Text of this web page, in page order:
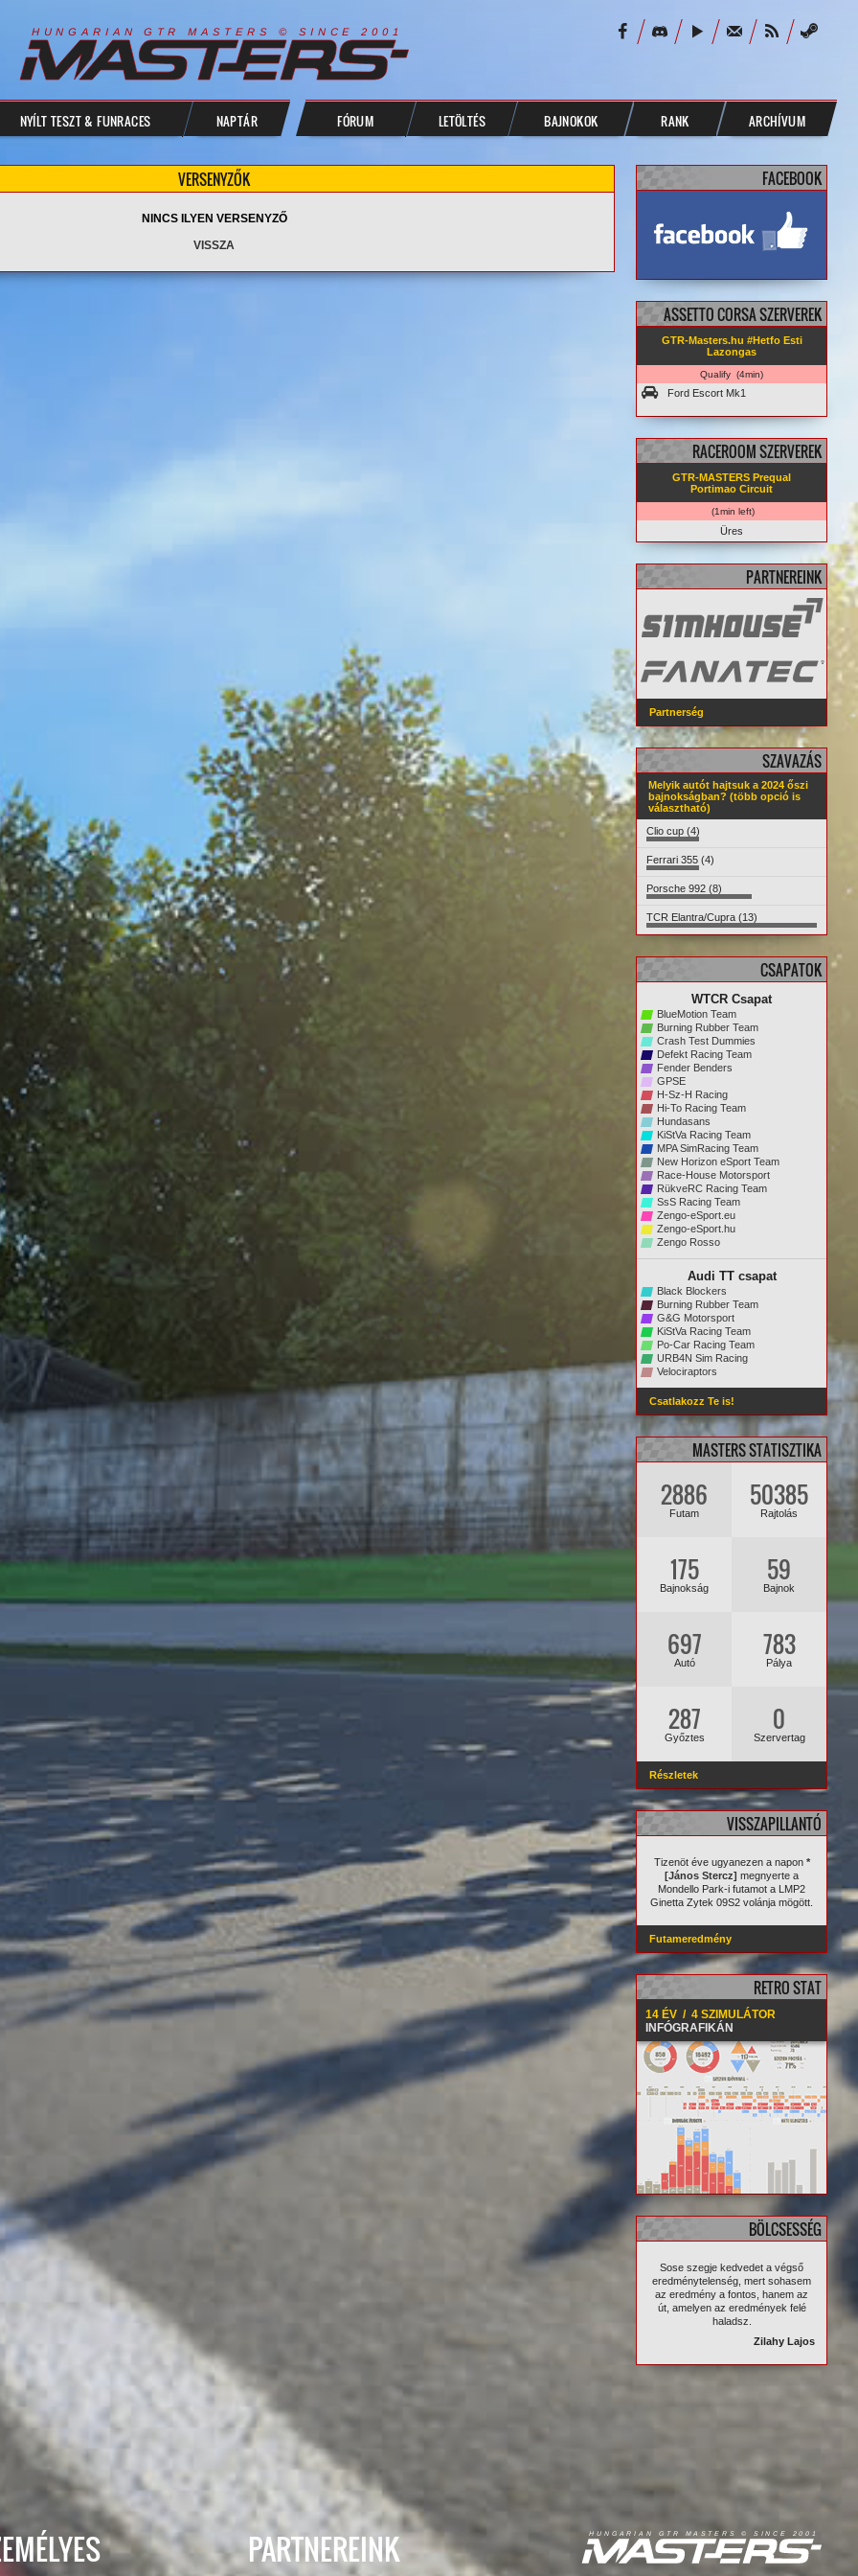
H U N G A R I A N G T R M A S T E R S © S I N C E 2 0 0 1
NYÍLT TESZT & FUNRACES NAPTÁR FÓRUM LETÖLTÉS BAJNOKOK RANK ARCHÍVUM
VERSENYZŐK
NINCS ILYEN VERSENYZŐ
VISSZA
FACEBOOK
ASSETTO CORSA SZERVEREK
GTR-Masters.hu #Hetfo Esti
Lazongas
Qualify (4min)
Ford Escort Mk1
RACEROOM SZERVEREK
GTR-MASTERS Prequal
Portimao Circuit
(1min left)
Üres
PARTNEREINK
Partnerség
SZAVAZÁS
Melyik autót hajtsuk a 2024 őszi
bajnokságban? (több opció is
választható)
Clio cup (4)
Ferrari 355 (4)
Porsche 992 (8)
TCR Elantra/Cupra (13)
CSAPATOK
WTCR Csapat
BlueMotion Team
Burning Rubber Team
Crash Test Dummies
Defekt Racing Team
Fender Benders
GPSE
H-Sz-H Racing
Hi-To Racing Team
Hundasans
KiStVa Racing Team
MPA SimRacing Team
New Horizon eSport Team
Race-House Motorsport
RükveRC Racing Team
SsS Racing Team
Zengo-eSport.eu
Zengo-eSport.hu
Zengo Rosso
Audi TT csapat
Black Blockers
Burning Rubber Team
G&G Motorsport
KiStVa Racing Team
Po-Car Racing Team
URB4N Sim Racing
Velociraptors
Csatlakozz Te is!
MASTERS STATISZTIKA
2886
Futam
50385
Rajtolás
175
Bajnokság
59
Bajnok
697
Autó
783
Pálya
287
Győztes
0
Szervertag
Részletek
VISSZAPILLANTÓ
Tizenöt éve ugyanezen a napon *
[János Stercz] megnyerte a
Mondello Park-i futamot a LMP2
Ginetta Zytek 09S2 volánja mögött.
Futameredmény
RETRO STAT
14 ÉV / 4 SZIMULÁTOR
INFÓGRAFIKÁN
BÖLCSESSÉG
Sose szegje kedvedet a végső
eredménytelenség, mert sohasem
az eredmény a fontos, hanem az
út, amelyen az eredmények felé
haladsz.
Zilahy Lajos
PARTNEREINK H U N G A R I A N G T R M A S T E R S © S I N C E 2 0 0 1